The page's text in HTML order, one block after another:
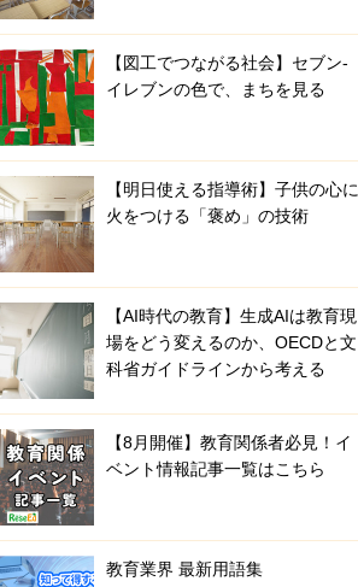
【図工でつながる社会】セブン‐
イレブンの色で、まちを見る
【明日使える指導術】子供の心に
火をつける「褒め」の技術
【AI時代の教育】生成AIは教育現
場をどう変えるのか、OECDと文
科省ガイドラインから考える
【8月開催】教育関係者必見！イ
ベント情報記事一覧はこちら
教育業界 最新用語集